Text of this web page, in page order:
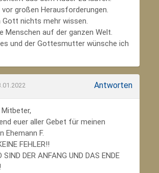
großen Herausforderungen.
Gott nichts mehr wissen.
Menschen auf der ganzen Welt.
und der Gottesmutter wünsche ich
Antworten
euer aller Gebet für meinen
Ehemann F.
FEHLER!!
SIND DER ANFANG UND DAS ENDE